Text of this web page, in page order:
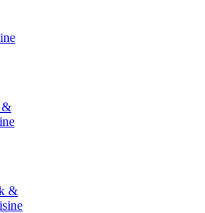
&
&